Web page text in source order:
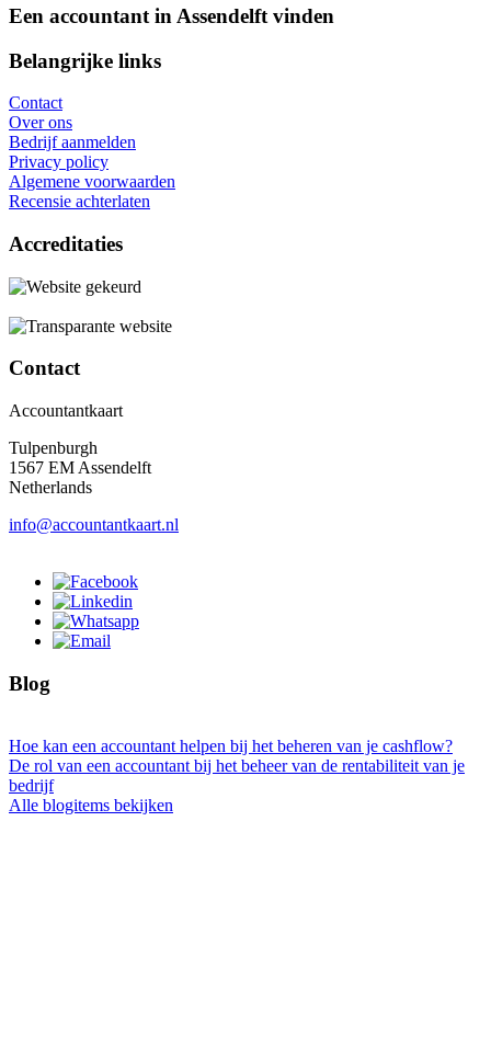
Een accountant in Assendelft vinden
Belangrijke links
Contact
Over ons
Bedrijf aanmelden
Privacy policy
Algemene voorwaarden
Recensie achterlaten
Accreditaties
Contact
Accountantkaart
Tulpenburgh
1567 EM Assendelft
Netherlands
info@accountantkaart.nl
Blog
Hoe kan een accountant helpen bij het beheren van je cashflow?
De rol van een accountant bij het beheer van de rentabiliteit van je
bedrijf
Alle blogitems bekijken